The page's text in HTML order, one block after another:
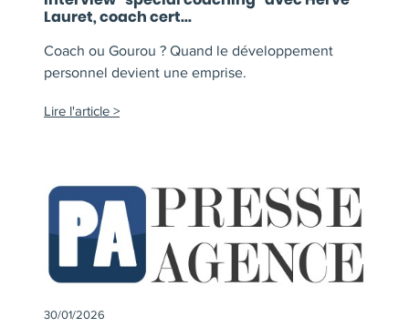
Lauret, coach cert...
Coach ou Gourou ? Quand le développement
personnel devient une emprise.
Lire l'article
30/01/2026